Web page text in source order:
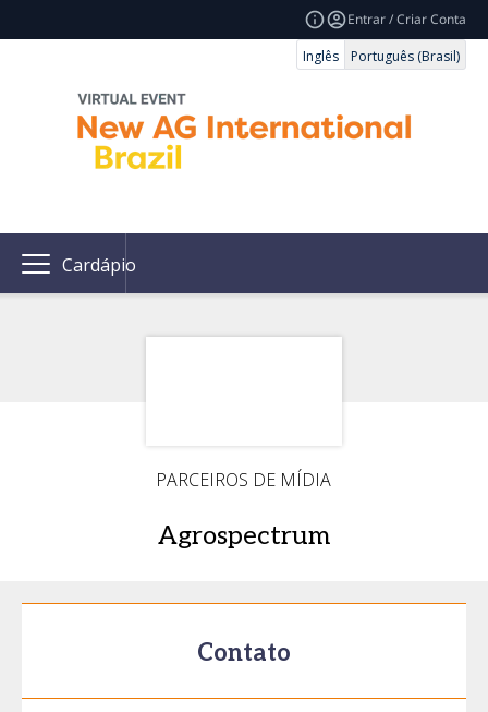
Entrar / Criar Conta
Inglês
Português (Brasil)
Cardápio
PARCEIROS DE MÍDIA
Agrospectrum
Contato